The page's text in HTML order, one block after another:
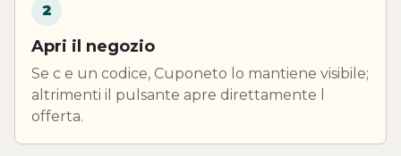
2
Apri il negozio
Se c e un codice, Cuponeto lo mantiene visibile;
altrimenti il pulsante apre direttamente l
offerta.